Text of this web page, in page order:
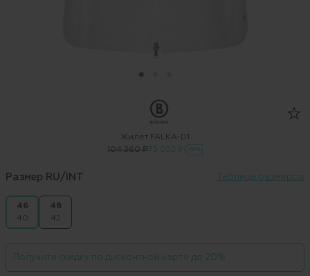
Жилет FALKA-D1
104 360 ₽73 052 ₽ -30%
Размер RU/INT Таблица размеров
46
40
48
42
Получите скидку по дисконтной карте до 20%